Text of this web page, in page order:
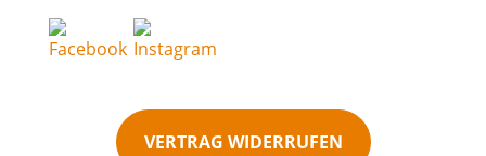
VERTRAG WIDERRUFEN